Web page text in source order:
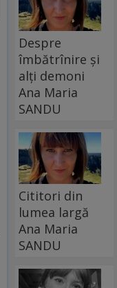
Despre
îmbătrînire și
alți demoni
Ana Maria
SANDU
Cititori din
lumea largă
Ana Maria
SANDU